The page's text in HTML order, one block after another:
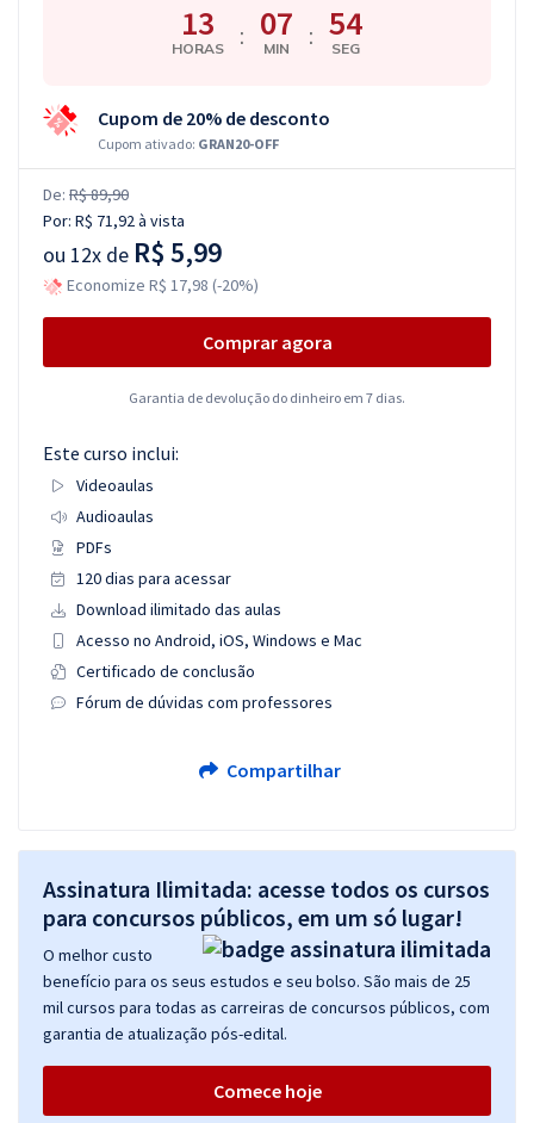
13
HORAS : 07
MIN : 53
SEG
Cupom de 20% de desconto
Cupom ativado: GRAN20-OFF
De: R$ 89,90
Por: R$ 71,92à vista
ou 12x de R$ 5,99
Economize R$ 17,98 (-20%)
Comprar agora
Garantia de devolução do dinheiro em 7 dias.
Este curso inclui:
Videoaulas
Audioaulas
PDFs
120 dias para acessar
Download ilimitado das aulas
Acesso no Android, iOS, Windows e Mac
Certificado de conclusão
Fórum de dúvidas com professores
Compartilhar
Assinatura Ilimitada: acesse todos os cursos
para concursos públicos, em um só lugar!
O melhor custo
benefício para os seus estudos e seu bolso. São mais de 25
mil cursos para todas as carreiras de concursos públicos, com
garantia de atualização pós-edital.
Comece hoje